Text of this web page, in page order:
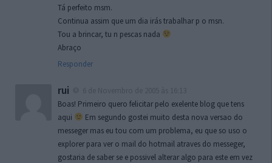
Tá perfeito msm.
Continua assim que um dia irás trabalhar p o msn.
Tou a brincar, tu n pescas nada
Abraço
Responder
rui
Boas! Primeiro quero felicitar pelo exelente blog que tens
aqui
Em segundo gostei muito desta nova versao do
messeger mas eu tou com um problema, eu que so uso o
explorer para ver o mail do hotmail atraves do messeger,
gostaria de saber se e possivel alterar algo para este em vez